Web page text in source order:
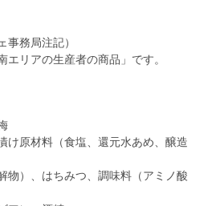
事務局注記）
エリアの生産者の商品」です。
原材料（食塩、還元水あめ、醸造
はちみつ、調味料（アミノ酸